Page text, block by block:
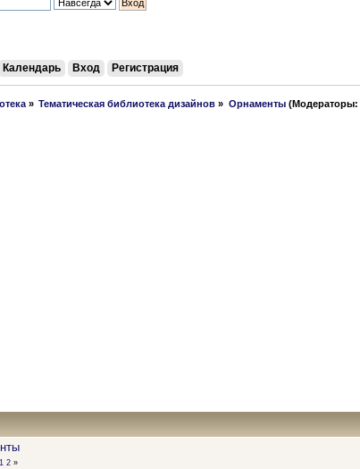
Календарь Вход Регистрация
» Тематическая библиотека дизайнов » Орнаменты(Модераторы:
1 2 »